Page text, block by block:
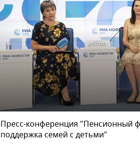
Пресс-конференция "Пенсионный
поддержка семей с детьми"